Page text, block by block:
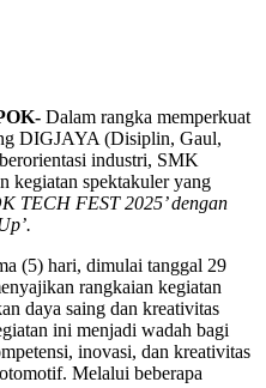
Dalam rangka memperkuat
DIGJAYA (Disiplin, Gaul,
industri, SMK
kegiatan spektakuler yang
TECH FEST 2025’ dengan
(5) hari, dimulai tanggal 29
rangkaian kegiatan
daya saing dan kreativitas
ini menjadi wadah bagi
inovasi, dan kreativitas
Melalui beberapa